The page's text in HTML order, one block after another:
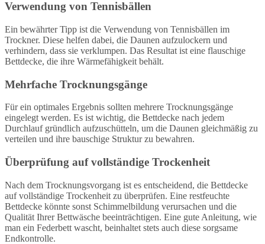
Verwendung von Tennisbällen
Ein bewährter Tipp ist die Verwendung von Tennisbällen im
Trockner. Diese helfen dabei, die Daunen aufzulockern und
verhindern, dass sie verklumpen. Das Resultat ist eine flauschige
Bettdecke, die ihre Wärmefähigkeit behält.
Mehrfache Trocknungsgänge
Für ein optimales Ergebnis sollten mehrere Trocknungsgänge
eingelegt werden. Es ist wichtig, die Bettdecke nach jedem
Durchlauf gründlich aufzuschütteln, um die Daunen gleichmäßig zu
verteilen und ihre bauschige Struktur zu bewahren.
Überprüfung auf vollständige Trockenheit
Nach dem Trocknungsvorgang ist es entscheidend, die Bettdecke
auf vollständige Trockenheit zu überprüfen. Eine restfeuchte
Bettdecke könnte sonst Schimmelbildung verursachen und die
Qualität Ihrer Bettwäsche beeinträchtigen. Eine gute Anleitung, wie
man ein Federbett wascht, beinhaltet stets auch diese sorgsame
Endkontrolle.